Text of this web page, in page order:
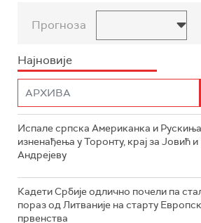
Прогноза
Најновије
Испале српска Американка и
изненађења у Торонту, крај за Јовић и
Андрејеву
Кадети Србије одлично почели па
пораз од Литваније на старту
првенства